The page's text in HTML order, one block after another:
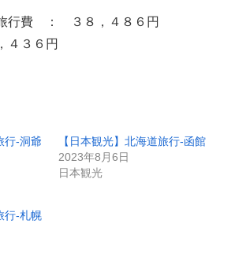
行費 ： ３８，４８６円
３６円
行-洞爺
【日本観光】北海道旅行-函館
2023年8月6日
日本観光
行-札幌